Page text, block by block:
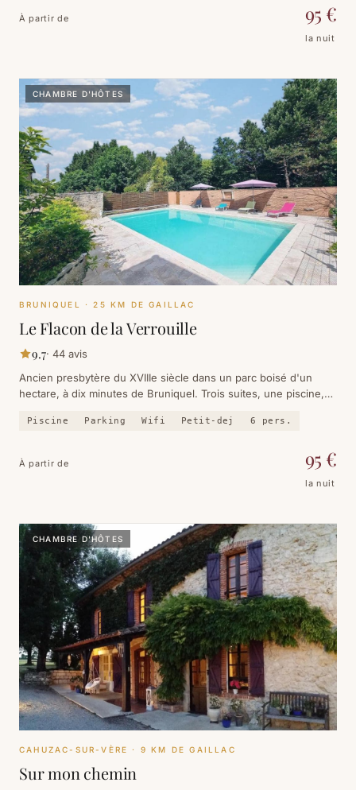
À partir de 95 €
la nuit
CHAMBRE D'HÔTES
BRUNIQUEL · 25 KM DE GAILLAC
Le Flacon de la Verrouille
9.7· 44 avis
Ancien presbytère du XVIIIe siècle dans un parc boisé d'un
hectare, à dix minutes de Bruniquel. Trois suites, une piscine,
Piscine Parking Wifi Petit-dej 6 pers.
À partir de 95 €
la nuit
CHAMBRE D'HÔTES
CAHUZAC-SUR-VÈRE · 9 KM DE GAILLAC
Sur mon chemin